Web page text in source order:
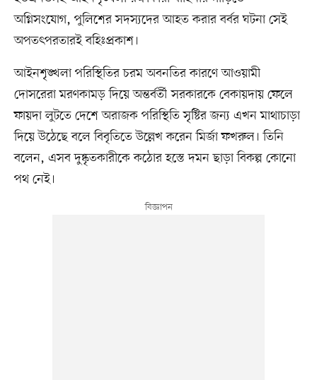
অগ্নিসংযোগ, পুলিশের সদস্যদের আহত করার বর্বর ঘটনা সেই
অপতৎপরতারই বহিঃপ্রকাশ।
আইনশৃঙ্খলা পরিস্থিতির চরম অবনতির কারণে আওয়ামী
দোসরেরা মরণকামড় দিয়ে অন্তর্বর্তী সরকারকে বেকায়দায় ফেলে
ফায়দা লুটতে দেশে অরাজক পরিস্থিতি সৃষ্টির জন্য এখন মাথাচাড়া
দিয়ে উঠেছে বলে বিবৃতিতে উল্লেখ করেন মির্জা ফখরুল। তিনি
বলেন, এসব দুষ্কৃতকারীকে কঠোর হস্তে দমন ছাড়া বিকল্প কোনো
পথ নেই।